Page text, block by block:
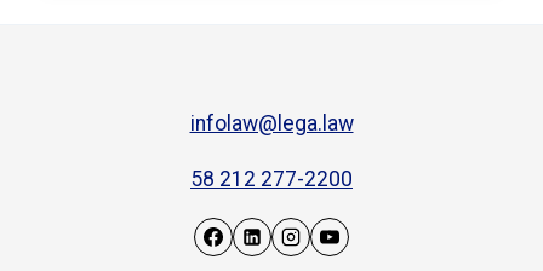
infolaw@lega.law
58 212 277-2200